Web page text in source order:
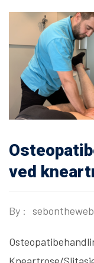
ved
By : sebontheweb